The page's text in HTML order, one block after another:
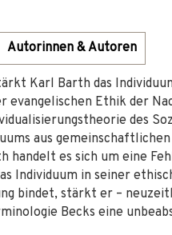
Autorinnen & Autoren
Karl Barth das
evangelischen Ethik der
des
aus
handelt es sich um eine
Individuum in seiner
bindet, stärkt er –
Becks eine